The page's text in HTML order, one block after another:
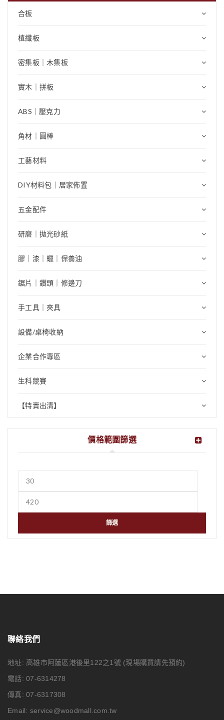
合板
植纖板
密集板｜木集板
實木｜拼板
ABS｜壓克力
角材｜圓棒
工藝材料
DIY材料包｜居家佈置
五金配件
研磨｜拋光砂紙
膠｜漆｜蠟｜保養油
鋸片｜鑽頭｜修邊刀
手工具｜夾具
設備/桌椅收納
企業合作專區
生科競賽
【特賣出清】
價格範圍篩選
篩選
聯絡我們
地址: 高雄市阿蓮區港後里122之1號 (現場購買請先預約)
電話: 07-6314278
傳真: 07-6317308
Email: service@woodmall.com.tw